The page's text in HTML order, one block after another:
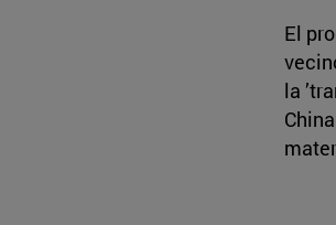
El
la